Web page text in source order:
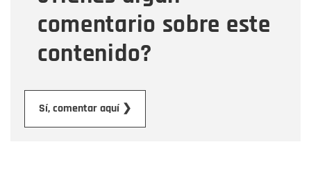
comentario sobre este
contenido?
Sí, comentar aquí ❯